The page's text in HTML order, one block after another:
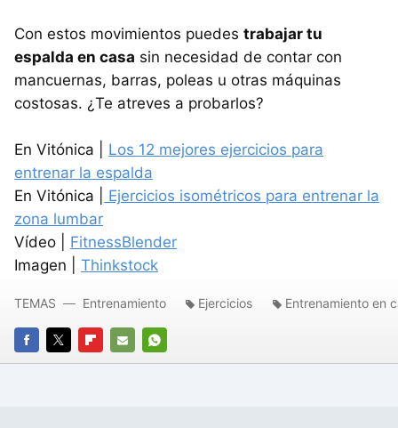
Con estos movimientos puedes trabajar tu
espalda en casa sin necesidad de contar con
mancuernas, barras, poleas u otras máquinas
costosas. ¿Te atreves a probarlos?
En Vitónica | Los 12 mejores ejercicios para
entrenar la espalda
En Vitónica |
Ejercicios isométricos para entrenar la
zona lumbar
Vídeo | FitnessBlender
Imagen | Thinkstock
FACEBOOK
TWITTERFLIPBOARD
E-
WHATSAPP
TEMAS Entrenamiento Ejercicios Entrenamiento en